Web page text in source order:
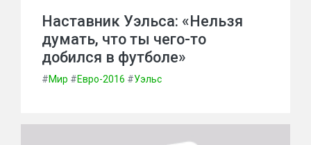
Наставник Уэльса: «Нельзя
думать, что ты чего-то
добился в футболе»
#Мир #Евро-2016 #Уэльс